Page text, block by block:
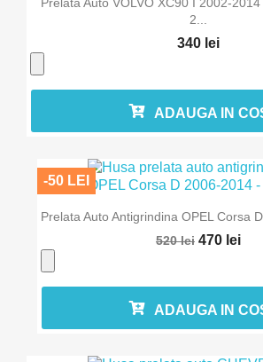
2...
340 lei
ADAUGA IN
Prelata Auto Antigrindina OPEL Corsa
520 lei 470 lei
-50 LEI
ADAUGA IN